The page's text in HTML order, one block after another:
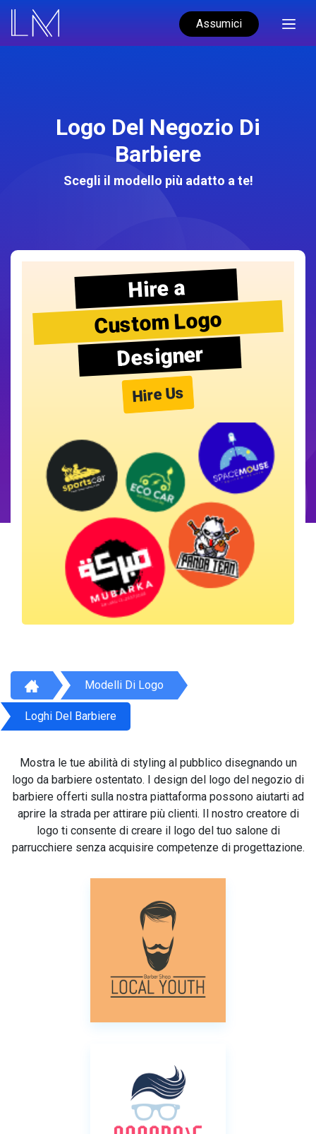
Assumici
Logo Del Negozio Di
Barbiere
Scegli il modello più adatto a te!
Hire a
Custom Logo
Designer
Hire Us
Modelli Di Logo
Loghi Del Barbiere
Mostra le tue abilità di styling al pubblico disegnando un
logo da barbiere ostentato. I design del logo del negozio di
barbiere offerti sulla nostra piattaforma possono aiutarti ad
aprire la strada per attirare più clienti. Il nostro creatore di
logo ti consente di creare il logo del tuo salone di
parrucchiere senza acquisire competenze di progettazione.